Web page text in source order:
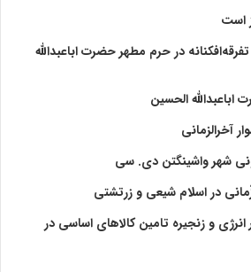
است
در حرم مطهر حضرت اباعبدالله
الحسین
آخرالزمانی
شهر واشينگتن دی. سی
در اسلام شیعی و زرتشتی
و زنجیره تامین کالاهای اساسی در